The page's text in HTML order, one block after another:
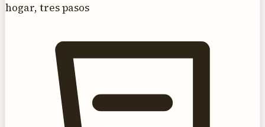
hogar, tres pasos